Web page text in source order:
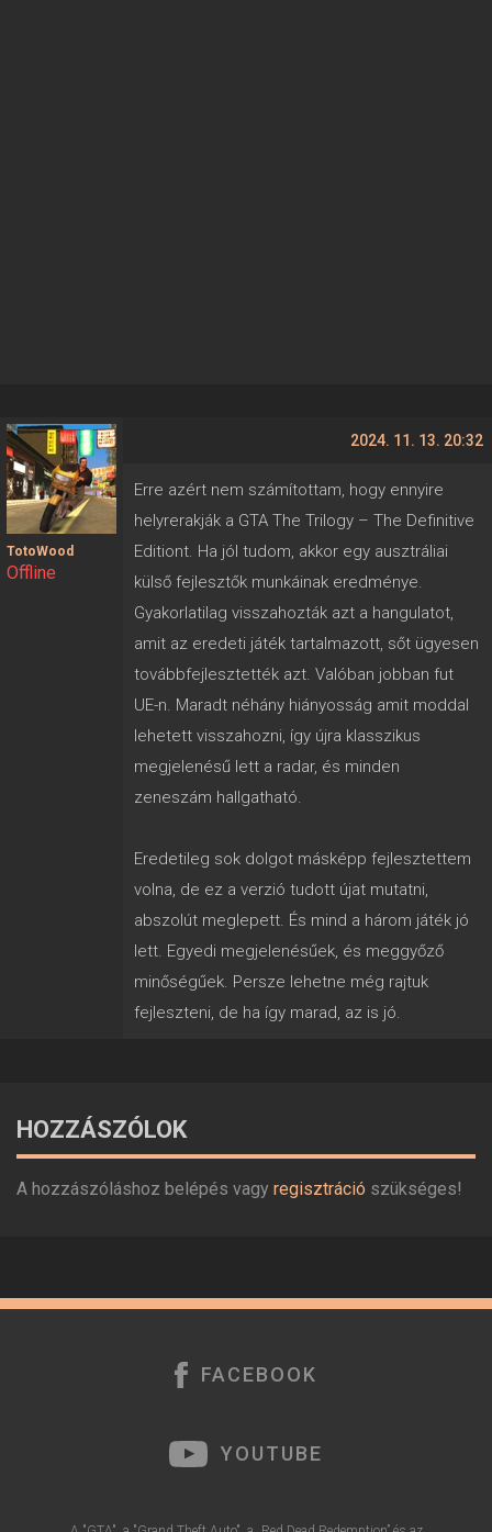
2024. 11. 13. 20:32
Erre azért nem számítottam, hogy ennyire
helyrerakják a GTA The Trilogy – The Definitive
Editiont. Ha jól tudom, akkor egy ausztráliai
külső fejlesztők munkáinak eredménye.
amit az eredeti játék tartalmazott, sőt ügyesen
továbbfejlesztették azt. Valóban jobban fut
UE-n. Maradt néhány hiányosság amit moddal
lehetett visszahozni, így újra klasszikus
megjelenésű lett a radar, és minden
zeneszám hallgatható.
abszolút meglepett. És mind a három játék jó
lett. Egyedi megjelenésűek, és meggyőző
minőségűek. Persze lehetne még rajtuk